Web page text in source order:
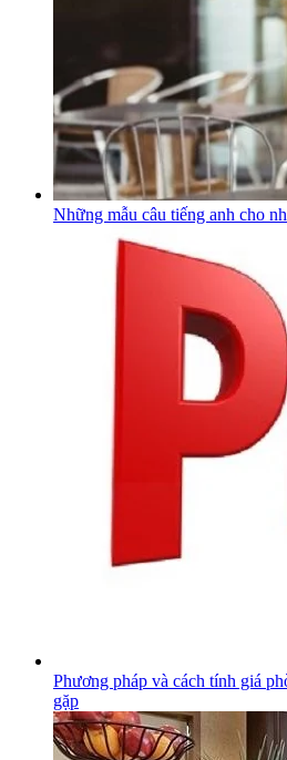
Những mẫu câu tiếng anh cho
Phương pháp và cách tính giá
gặp